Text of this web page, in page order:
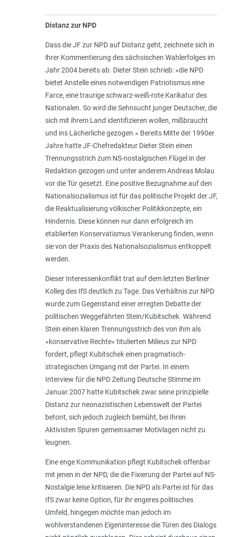
Distanz zur NPD
Dass die JF zur NPD auf Distanz geht, zeichnete sich in
ihrer Kommentierung des sächsischen Wahlerfolges im
Jahr 2004 bereits ab. Dieter Stein schrieb: »die NPD
bietet Anstelle eines notwendigen Patriotismus eine
Farce, eine traurige schwarz-weiß-rote Karikatur des
Nationalen. So wird die Sehnsucht junger Deutscher, die
sich mit ihrem Land identifizieren wollen, mißbraucht
und ins Lächerliche gezogen.« Bereits Mitte der 1990er
Jahre hatte JF-Chefredakteur Dieter Stein einen
Trennungsstrich zum NS-nostalgischen Flügel in der
Redaktion gezogen und unter anderem Andreas Molau
vor die Tür gesetzt. Eine positive Bezugnahme auf den
Nationalsozialismus ist für das politische Projekt der JF,
die Reaktualisierung völkischer Politikkonzepte, ein
Hindernis. Diese können nur dann erfolgreich im
etablierten Konservatismus Verankerung finden, wenn
sie von der Praxis des Nationalsozialismus entkoppelt
werden.
Dieser Interessenkonflikt trat auf dem letzten Berliner
Kolleg des IfS deutlich zu Tage. Das Verhältnis zur NPD
wurde zum Gegenstand einer erregten Debatte der
politischen Weggefährten Stein/Kubitschek. Während
Stein einen klaren Trennungsstrich des von ihm als
»konservative Rechte« titulierten Milieus zur NPD
fordert, pflegt Kubitschek einen pragmatisch-
strategischen Umgang mit der Partei. In einem
Interview für die NPD Zeitung Deutsche Stimme im
Januar 2007 hatte Kubitschek zwar seine prinzipielle
Distanz zur neonazistischen Lebenswelt der Partei
betont, sich jedoch zugleich bemüht, bei Ihren
Aktivisten Spuren gemeinsamer Motivlagen nicht zu
leugnen.
Eine enge Kommunikation pflegt Kubitschek offenbar
mit jenen in der NPD, die die Fixierung der Partei auf NS-
Nostalgie leise kritisieren. Die NPD als Partei ist für das
IfS zwar keine Option, für ihr engeres politisches
Umfeld, hingegen möchte man jedoch im
wohlverstandenen Eigeninteresse die Türen des Dialogs